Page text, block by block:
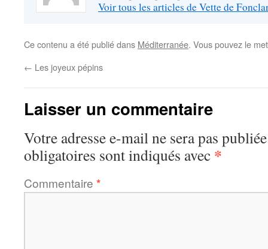
Voir tous les articles de Vette de
Ce contenu a été publié dans Méditerranée. Vous pouvez le
← Les joyeux pépins
Laisser un commentaire
Votre adresse e-mail ne sera pas
obligatoires sont indiqués avec *
Commentaire *